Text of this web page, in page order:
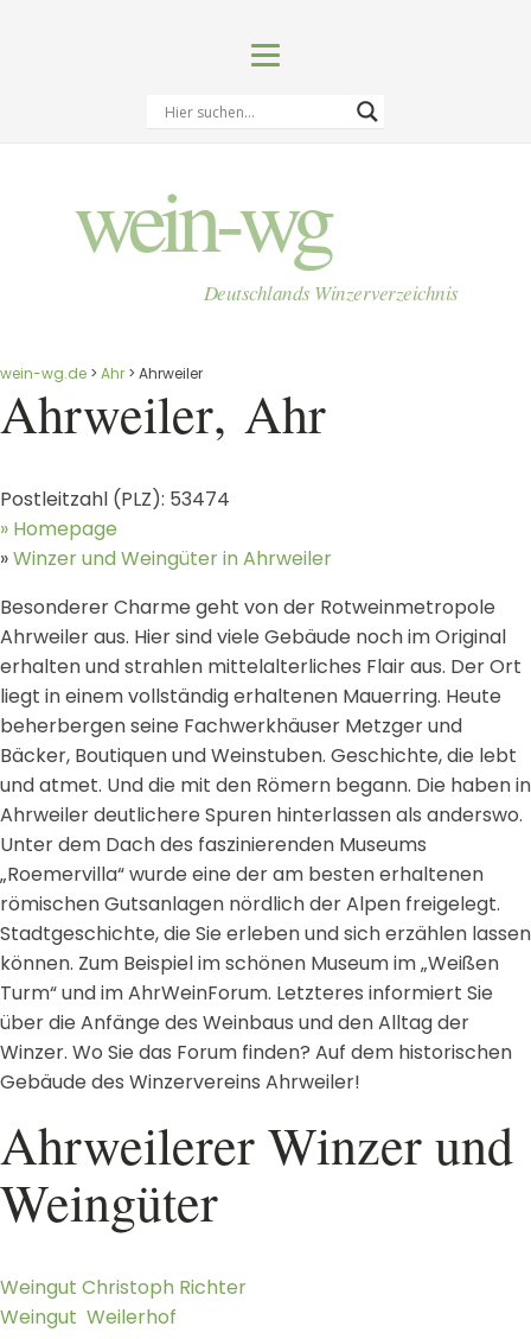
wein-wg
Deutschlands Winzerverzeichnis
wein-wg.de > Ahr > Ahrweiler
Ahrweiler, Ahr
Postleitzahl (PLZ): 53474
» Homepage
»Winzer und Weingüter inAhrweiler
Besonderer Charme geht von der Rotweinmetropole
Ahrweiler aus. Hier sind viele Gebäude noch im Original
erhalten und strahlen mittelalterliches Flair aus. Der Ort
liegt in einem vollständig erhaltenen Mauerring. Heute
beherbergen seine Fachwerkhäuser Metzger und
Bäcker, Boutiquen und Weinstuben. Geschichte, die lebt
und atmet. Und die mit den Römern begann. Die haben in
Ahrweiler deutlichere Spuren hinterlassen als anderswo.
Unter dem Dach des faszinierenden Museums
„Roemervilla“ wurde eine der am besten erhaltenen
römischen Gutsanlagen nördlich der Alpen freigelegt.
Stadtgeschichte, die Sie erleben und sich erzählen lassen
können. Zum Beispiel im schönen Museum im „Weißen
Turm“ und im AhrWeinForum. Letzteres informiert Sie
über die Anfänge des Weinbaus und den Alltag der
Winzer. Wo Sie das Forum finden? Auf dem historischen
Gebäude des Winzervereins Ahrweiler!
Ahrweilerer Winzer und
Weingüter
Weingut Christoph Richter
Weingut Weilerhof